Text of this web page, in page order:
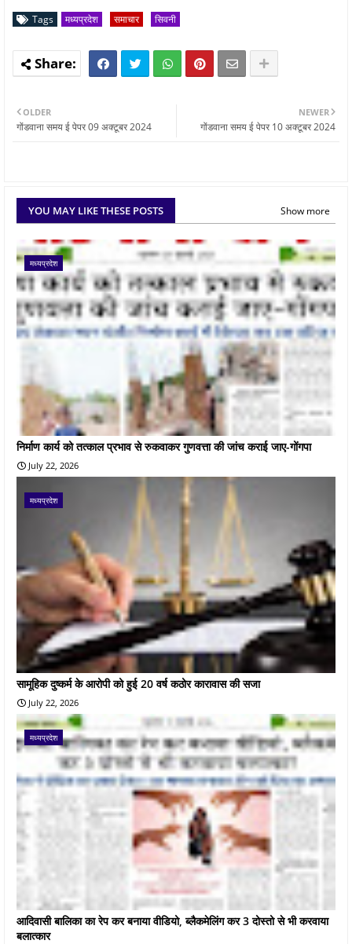
Tags मध्यप्रदेश समाचार सिवनी
NEWER
गोंडवाना समय ई पेपर 10 अक्टूबर 2024
OLDER
गोंडवाना समय ई पेपर 09 अक्टूबर 2024
YOU MAY LIKE THESE POSTS Show more
मध्यप्रदेश
निर्माण कार्य को तत्काल प्रभाव से रुकवाकर गुणवत्ता की जांच कराई जाए-गोंगपा
July 22, 2026
मध्यप्रदेश
सामूहिक दुष्कर्म के आरोपी को हुई 20 वर्ष कठोर कारावास की सजा
July 22, 2026
मध्यप्रदेश
आदिवासी बालिका का रेप कर बनाया वीडियो, ब्लैकमेलिंग कर 3 दोस्तो से भी करवाया
बलात्कार